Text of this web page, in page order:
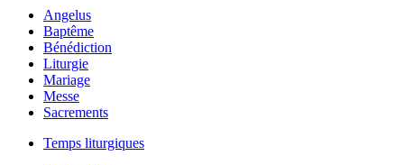
Angelus
Baptême
Bénédiction
Liturgie
Mariage
Messe
Sacrements
Temps liturgiques